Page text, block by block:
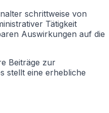
schrittweise von
Tätigkeit
Auswirkungen auf die
Beiträge zur
stellt eine erhebliche